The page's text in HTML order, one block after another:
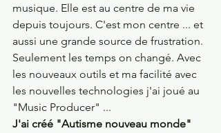
musique. Elle est au centre de ma vie
depuis toujours. C'est mon centre ... et
aussi une grande source de frustration.
Seulement les temps on changé. Avec
les nouveaux outils et ma facilité avec
les nouvelles technologies j'ai joué au
"Music Producer" ...
J'ai créé "Autisme nouveau monde"